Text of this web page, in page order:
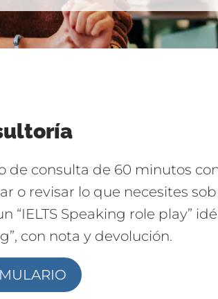
de consulta de 60 minutos
o revisar lo que necesites
“IELTS Speaking role play”
con nota y devolución.